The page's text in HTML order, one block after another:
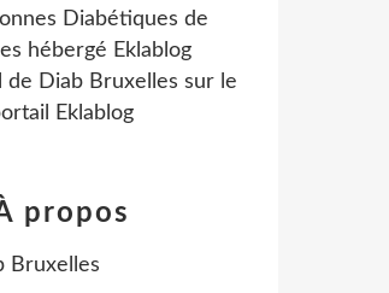
Diabétiques de
hébergé Eklablog
de Diab Bruxelles sur le
Eklablog
propos